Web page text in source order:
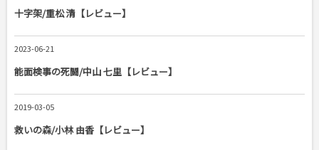
十字架/重松 清【レビュー】
2023-06-21
能面検事の死闘/中山 七里【レビュー】
2019-03-05
救いの森/小林 由香【レビュー】